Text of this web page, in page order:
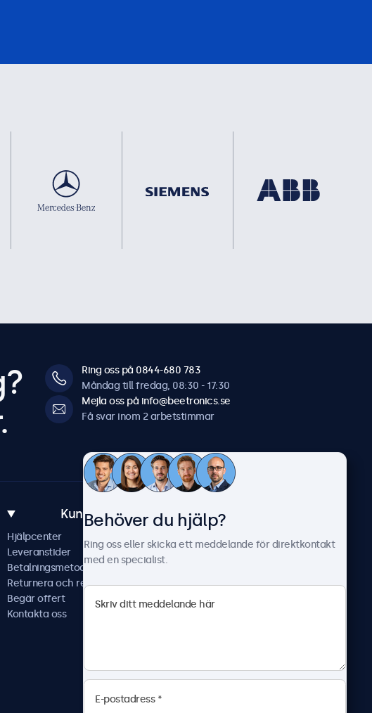
Ring oss på 0844-680 783
Måndag till fredag, 08:30 - 17:30
Mejla oss på info@beetronics.se
Få svar inom 2 arbetstimmar
Kundtjänst
Hjälpcenter
Leveranstider
Betalningsmetoder
Returnera och reparera
Begär offert
Kontakta oss
Om Beetronics
Jobba hos oss
Allmänna villkor
Behöver du hjälp?
Ring oss eller skicka ett meddelande för direktkontakt
med en specialist.